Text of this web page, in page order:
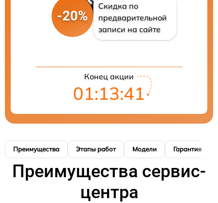
-20%
Скидка по
предварительной
записи на сайте
Конец акции
01:13:41
Преимущества Этапы работ Модели Гарантия
Преимущества сервис-
центра